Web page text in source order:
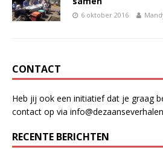
6 oktober 2016
CONTACT
Heb jij ook een initiatief dat je graag
contact op via
RECENTE BERICHTEN